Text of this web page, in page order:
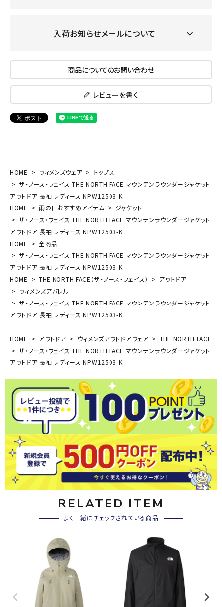
入荷お知らせメールについて
商品についてのお問い合わせ
レビューを書く
HOME ウィメンズウェア
トップス
ザ・ノース・フェイス THE NORTH FACE マウンテンラウンダージャケット
アウトドア 長袖 レディース NPW12503-K
HOME
雨の日おすすめアイテム
ジャケット
ザ・ノース・フェイス THE NORTH FACE マウンテンラウンダージャケット
アウトドア 長袖 レディース NPW12503-K
HOME
全商品
ザ・ノース・フェイス THE NORTH FACE マウンテンラウンダージャケット
アウトドア 長袖 レディース NPW12503-K
HOME
THE NORTH FACE（ザ・ノース・フェイス）
アウトドア
ウィメンズアパレル
ザ・ノース・フェイス THE NORTH FACE マウンテンラウンダージャケット
アウトドア 長袖 レディース NPW12503-K
HOME アウトドア ウィメンズアウトドアウェア
THE NORTH FACE
ザ・ノース・フェイス THE NORTH FACE マウンテンラウンダージャケット
アウトドア 長袖 レディース NPW12503-K
RELATED ITEM
よく一緒にチェックされている商品